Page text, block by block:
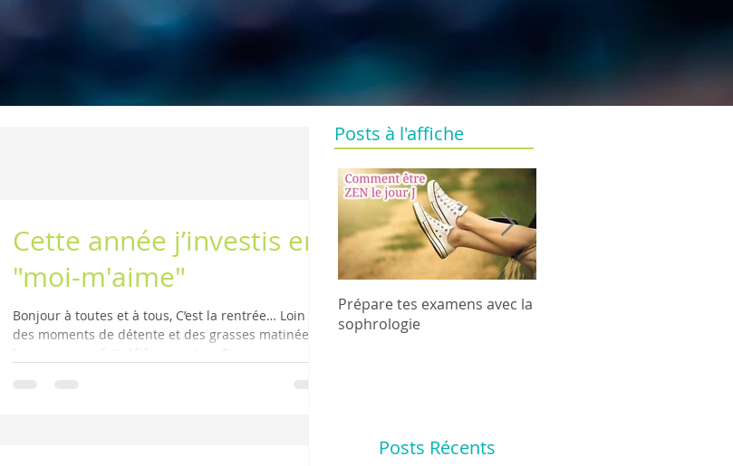
Cette année j’investis en
"moi-m'aime"
Bonjour à toutes et à tous, C’est la rentrée… Loin
des moments de détente et des grasses matinées,
la pression se fait déjà ressentir… Et...
Posts à l'affiche
Prépare tes examens avec la
sophrologie
Posts Récents